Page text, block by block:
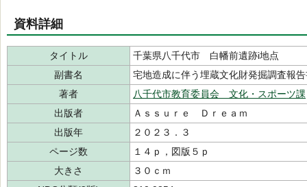
資料詳細
タイトル
千葉県八千代市 白幡前遺跡i地点
副書名
宅地造成に伴う埋蔵文化財発掘調査報
著者
八千代市教育委員会 文化・スポーツ課
出版者
Ａｓｓｕｒｅ Ｄｒｅａｍ
出版年
２０２３．３
ページ数
１４ｐ，図版５ｐ
大きさ
３０ｃｍ